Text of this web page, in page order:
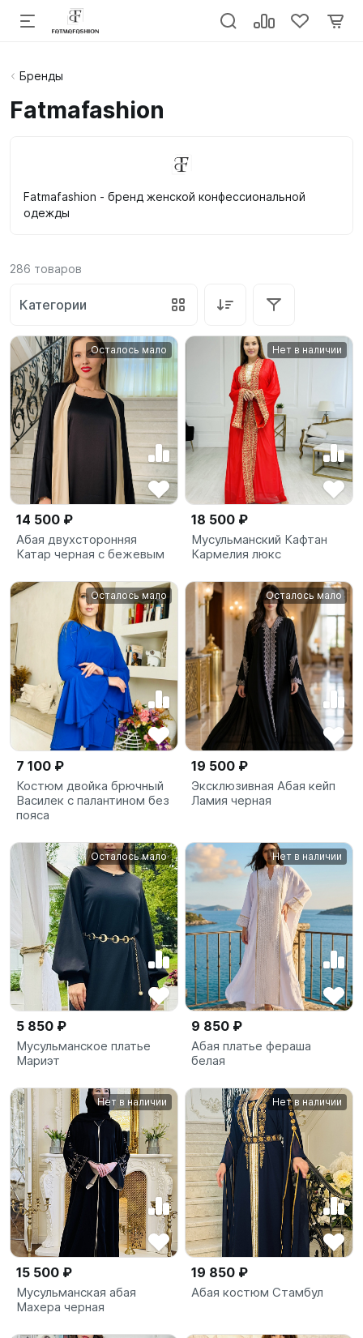
Бренды
Fatmafashion
Fatmafashion - бренд женской конфессиональной
одежды
286 товаров
Категории
Осталось мало
14 500 ₽
Абая двухсторонняя
Катар черная с бежевым
Нет в наличии
18 500 ₽
Мусульманский Кафтан
Кармелия люкс
Осталось мало
7 100 ₽
Костюм двойка брючный
Василек с палантином без
пояса
Осталось мало
19 500 ₽
Эксклюзивная Абая кейп
Ламия черная
Осталось мало
5 850 ₽
Мусульманское платье
Мариэт
Нет в наличии
9 850 ₽
Абая платье фераша
белая
Нет в наличии
15 500 ₽
Мусульманская абая
Махера черная
Нет в наличии
19 850 ₽
Абая костюм Стамбул